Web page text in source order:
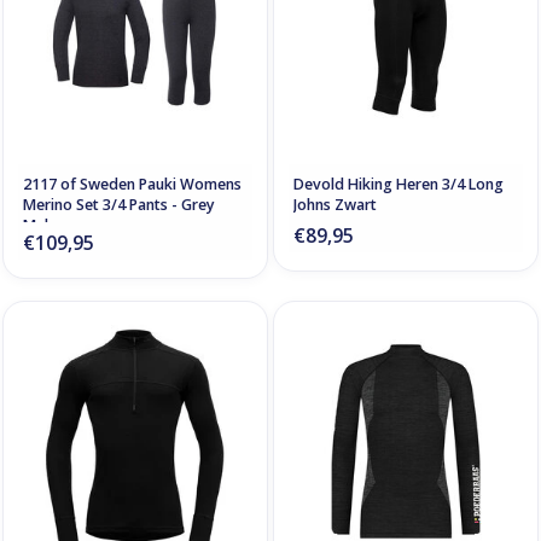
2117 of Sweden Pauki Womens
Merino Set 3/4 Pants - Grey
Melange
€109,95
Devold Hiking Heren 3/4 Long
Johns Zwart
€89,95